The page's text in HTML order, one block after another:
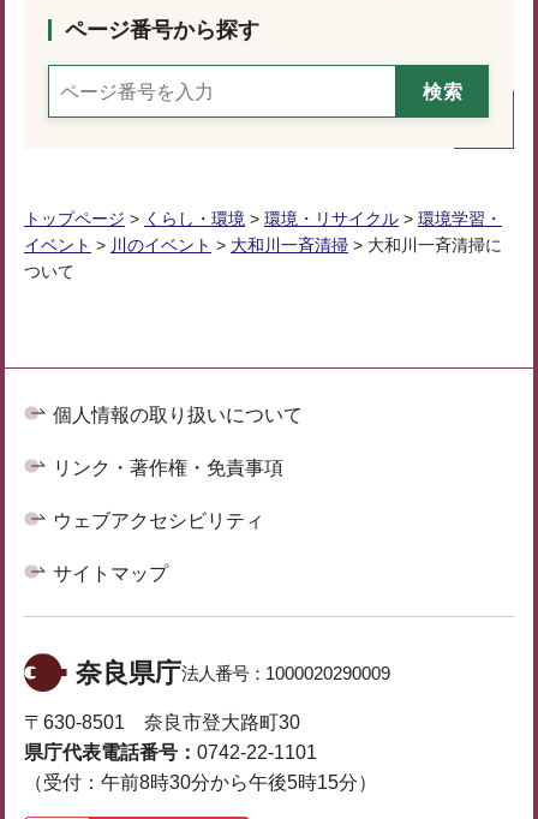
ページ番号から探す
トップページ > くらし・環境 > 環境・リサイクル > 環境学習・
イベント > 川のイベント > 大和川一斉清掃 > 大和川一斉清掃に
ついて
個人情報の取り扱いについて
リンク・著作権・免責事項
ウェブアクセシビリティ
サイトマップ
奈良県庁法人番号： 1000020290009
〒630-8501 奈良市登大路町30
県庁代表電話番号： 0742-22-1101
（受付：午前8時30分から午後5時15分）